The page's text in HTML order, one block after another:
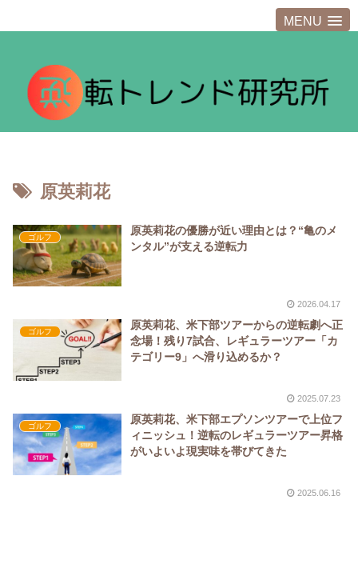
MENU
原英莉花
ゴルフ
原英莉花の優勝が近い理由とは？“亀のメ
ンタル”が支える逆転力
2026.04.17
ゴルフ
原英莉花、米下部ツアーからの逆転劇へ正
念場！残り7試合、レギュラーツアー「カ
テゴリー9」へ滑り込めるか？
2025.07.23
ゴルフ
原英莉花、米下部エプソンツアーで上位フ
ィニッシュ！逆転のレギュラーツアー昇格
がいよいよ現実味を帯びてきた
2025.06.16